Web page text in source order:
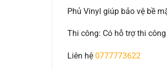
Phủ Vinyl giúp bảo vệ bề
Thi công: Có hỗ trợ thi công
Liên hệ 0777773622